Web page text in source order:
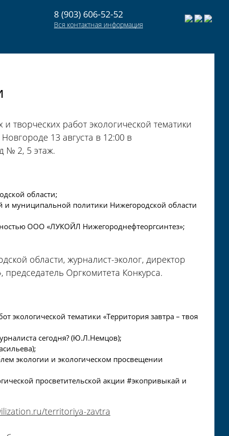
8 (903) 606-52-52
Вся контактная информация
творческих работ экологической тематики
13 августа в 12:00 в
№ 2, 5 этаж.
области;
и муниципальной политики Нижегородской области
ООО «ЛУКОЙЛ Нижегороднефтеоргсинтез»;
области, журналист-эколог, директор
Оргкомитета Конкурса.
экологической тематики «Территория завтра – твоя
сегодня? (Ю.Л.Немцов);
экологии и экологическом просвещении
просветительской акции #экопривыкай и
territoriya-zavtra